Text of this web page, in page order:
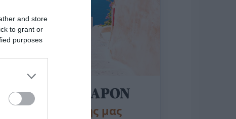
and store
to grant or
purposes
της Ζωής μας